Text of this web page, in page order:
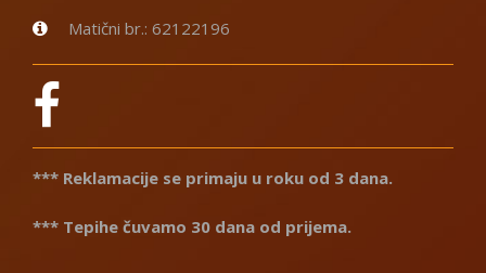
Matični br.: 62122196
*** Reklamacije se primaju u roku od 3 dana.
*** Tepihe čuvamo 30 dana od prijema.